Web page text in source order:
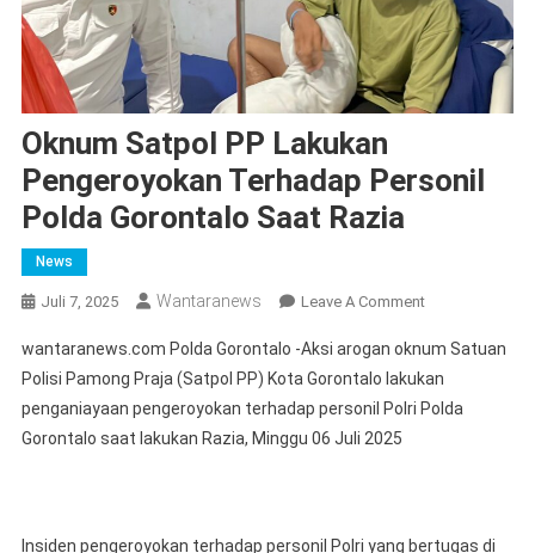
Oknum Satpol PP Lakukan
Pengeroyokan Terhadap Personil
Polda Gorontalo Saat Razia
News
Juli 7, 2025 Wantaranews Leave A CommentOn
Satpol
PP
Lakukan
Gorontalo
wantaranews.com Polda Gorontalo -Aksi arogan oknum Satuan
Polisi Pamong Praja (Satpol PP) Kota Gorontalo lakukan
penganiayaan pengeroyokan terhadap personil Polri Polda
Gorontalo saat lakukan Razia, Minggu 06 Juli 2025
Insiden pengeroyokan terhadap personil Polri yang bertugas di